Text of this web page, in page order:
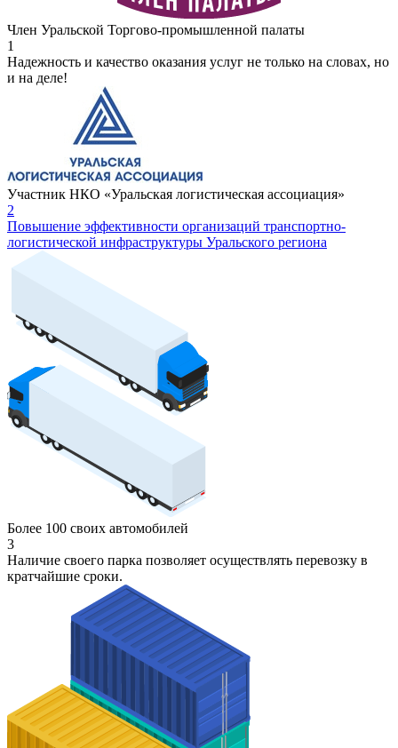
Член Уральской Торгово-промышленной палаты
1
Надежность и качество оказания услуг не только на словах, но
и на деле!
Участник НКО «Уральская логистическая ассоциация»
2
Повышение эффективности организаций транспортно-
логистической инфраструктуры Уральского региона
Более 100 своих автомобилей
3
Наличие своего парка позволяет осуществлять перевозку в
кратчайшие сроки.